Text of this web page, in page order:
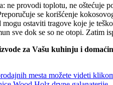
provodi toplotu, ne oštećuje
se korišćenje
ostaviti tragove koje je
sve dok se so ne otopi. Zatim
za Vašu kuhinju i
mesta možete videti